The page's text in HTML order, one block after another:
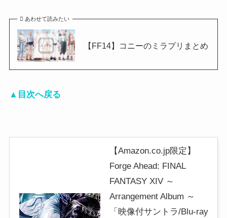
あわせて読みたい
【FF14】コニーのミラプリまとめ
▲目次へ戻る
【Amazon.co.jp限定】
Forge Ahead: FINAL
FANTASY XIV ～
Arrangement Album ～
「映像付サントラ/Blu-ray